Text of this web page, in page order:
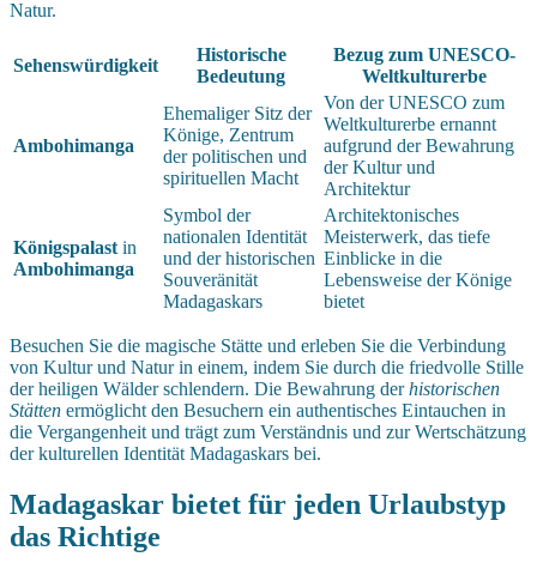
Natur.
Sehenswürdigkeit
Historische
Bedeutung
Bezug zum UNESCO-
Weltkulturerbe
Ambohimanga
Ehemaliger Sitz der
Könige, Zentrum
der politischen und
spirituellen Macht
Von der UNESCO zum
Weltkulturerbe ernannt
aufgrund der Bewahrung
der Kultur und
Architektur
Königspalast in
Ambohimanga
Symbol der
nationalen Identität
und der historischen
Souveränität
Madagaskars
Architektonisches
Meisterwerk, das tiefe
Einblicke in die
Lebensweise der Könige
bietet
Besuchen Sie die magische Stätte und erleben Sie die Verbindung
von Kultur und Natur in einem, indem Sie durch die friedvolle Stille
der heiligen Wälder schlendern. Die Bewahrung derhistorischen
Stätten ermöglicht den Besuchern ein authentisches Eintauchen in
die Vergangenheit und trägt zum Verständnis und zur Wertschätzung
der kulturellen Identität Madagaskars bei.
Madagaskar bietet für jeden Urlaubstyp
das Richtige